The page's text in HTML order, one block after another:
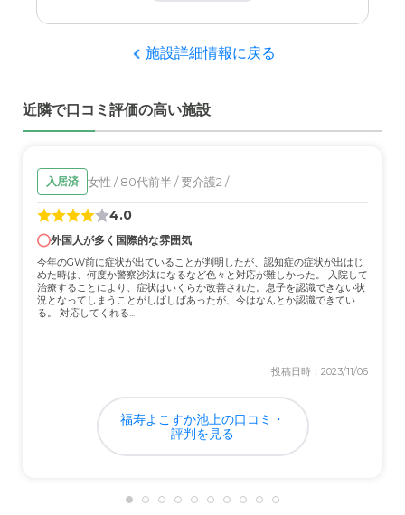
ともあります。現場が大変なのはわかるんですけど
施設詳細情報に戻る
近隣で口コミ評価の高い施設
入居済 女性 / 80代前半 / 要介護2 /
4.0
外国人が多く国際的な雰囲気
今年のGW前に症状が出ていることが判明したが、認知症の症状が出はじ
めた時は、何度か警察沙汰になるなど色々と対応が難しかった。 入院して
治療することにより、症状はいくらか改善された。息子を認識できない状
況となってしまうことがしばしばあったが、今はなんとか認識できてい
る。 対応してくれる...
投稿日時：2023/11/06
福寿よこすか池上の口コミ・
評判を見る